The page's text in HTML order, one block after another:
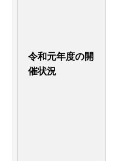
令和元年度の開
催状況